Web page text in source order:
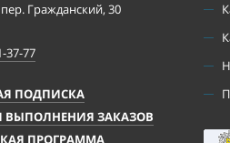
Гражданский, 30
37-77
ПОДПИСКА
ВЫПОЛНЕНИЯ ЗАКАЗОВ
ПРОГРАММА